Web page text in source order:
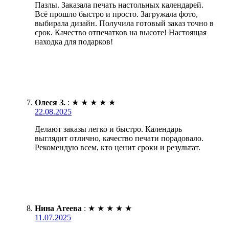
Пазлы. Заказала печать настольных календарей.
Всё прошло быстро и просто. Загружала фото,
выбирала дизайн. Получила готовый заказ точно в
срок. Качество отпечатков на высоте! Настоящая
находка для подарков!
Олеся З. : ★ ★ ★ ★ ★
22.08.2025
Делают заказы легко и быстро. Календарь
выглядит отлично, качество печати порадовало.
Рекомендую всем, кто ценит сроки и результат.
Нина Агеева : ★ ★ ★ ★ ★
11.07.2025